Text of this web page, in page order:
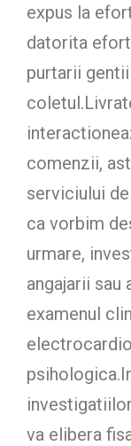
expus la
datorita
purtarii
comenzii,
serviciului
ca vorbim
urmare,
angajarii sau
examenul
va elibera